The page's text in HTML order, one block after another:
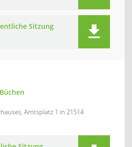
Sitzung
Amtsplatz 1 in 21514